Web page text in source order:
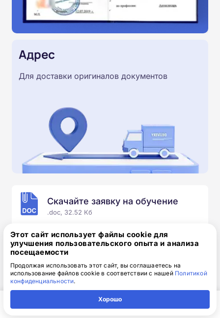
Адрес
Для доставки оригиналов документов
Скачайте заявку на обучение
.doc, 32.52 Кб
Скачайте шаблон, заполните и отправьте по
электронной почтеinfo@1-academy.ru
Обязательно укажите контактный номер телефон.
Наш специалист свяжется с вами и утонит все
детали.
Этот сайт использует файлы cookie для
улучшения пользовательского опыта и анализа
посещаемости
Продолжая использовать этот сайт, вы соглашаетесь на
использование файлов cookie в соответствии с нашей Политикой
конфиденциальности.
Хорошо